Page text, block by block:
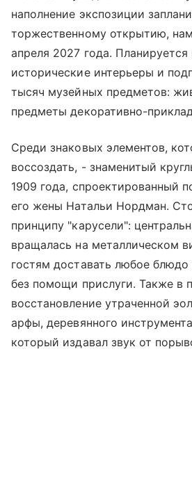
наполнение экспозиции
торжественному открытию,
апреля 2027 года. Планируется
исторические интерьеры и
тысяч музейных предметов:
предметы декоративно-
Среди знаковых элементов,
воссоздать, - знаменитый
1909 года, спроектированный
его жены Натальи Нордман.
принципу "карусели":
вращалась на металлическом
гостям доставать любое блюдо
без помощи прислуги. Также в
восстановление утраченной
арфы, деревянного
который издавал звук от